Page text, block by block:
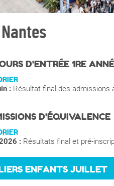
D'ENTRÉE 1RE
: Résultat final des admissions
D'ÉQUIVALENCE
: Résultats final et pré-
ENFANTS JUILLET